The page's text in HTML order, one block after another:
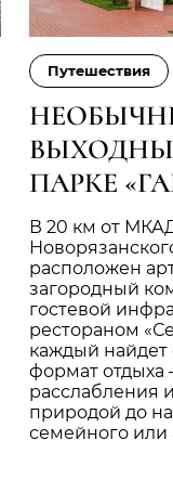
Путешествия
ПАРКЕ
В 20 км от
расположен
загородный
гостевой
рестораном
каждый
формат отдыха
расслабления
природой до
семейного или